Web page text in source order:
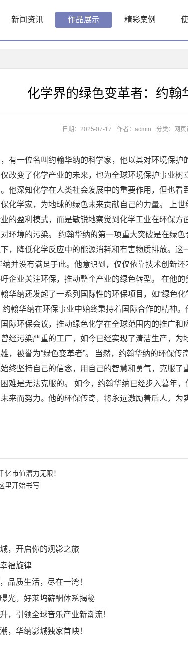
新闻资讯 作品展示 精彩案例
化学界的绿色变革者：约翰
日期：2025-07-17 作者：admin 分类： 网页
有一位名叫约翰华纳的科学家，他以其对环境保
改变了化学产业的未来，也为全球环境保护事业
他深知化学在人类社会发展中的重要作用，但也
化学家，为地球的绿色未来贡献自己的力量。 上
的盈利模式，而是敏锐地察觉到化学工业在环保
环境的污染。 约翰华纳的第一项重大突破是在绿
，降低化学反应中的能源消耗和有害物质排放。
纳并没有满足于此。他意识到，仅仅依靠技术创新
企业关注环保，推动整个产业的绿色转型。 在他
华纳还发起了一系列国际性的环保项目，如“绿色
翰华纳在环保事业中始终秉持着国际合作的精神
际环保会议，推动绿色化学在全球范围内的推广和
经污染严重的工厂，如今已经实现了清洁生产，
，被誉为“绿色变革者”。 当然，约翰华纳的环保
终坚持自己的信念，用自己的智慧和勇气，克服
难是无法克服的。 如今，约翰华纳已经步入暮年
来而努力。他的环保传奇，将永远激励着后人，
亿市值潜力无限！
里开始书写
，开启你的观影之旅
福旋律
品质生活，尽在一湾！
光，好莱坞薪酬体系揭秘
，引领全球音乐产业新潮流！
，华纳影城独家首映！